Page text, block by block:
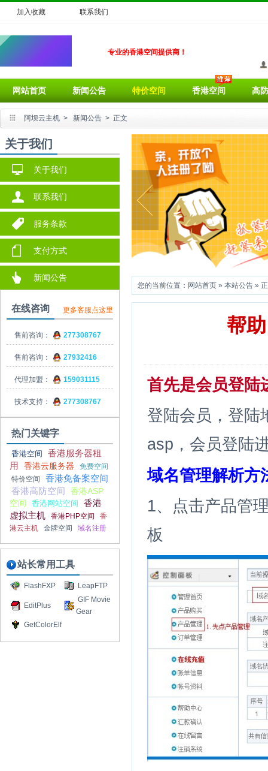
加入收藏 联系我们
专业的香港空间提供商！
网站首页 新闻公告 特价空间 香港空间 高
阿坝云主机 > 新闻公告 > 正文
关于我们
关于我们
联系我们
服务条款
支付方式
新闻公告
在线咨询 更多客服点这里
售前咨询： 277308767
售前咨询： 27932416
代理加盟： 159031115
技术支持： 277308767
热门关键字
香港空间
香港服务器租
用
香港云服务器
免费空间
特价空间
香港免备案空间
香港高防空间
香港ASP
空间
香港网站空间
香港
虚拟主机
香港PHP空间
香
港云主机
金牌空间 域名注册
站长常用工具
FlashFXP LeapFTP
EditPlus
GIF Movie
Gear
GetColorElf
您的当前位置： 网站首页 » 本站公告 »
帮
首先是会员登陆
登陆会员，登陆
asp ，会员登陆
域名管理解析方
1、点击产品管
板